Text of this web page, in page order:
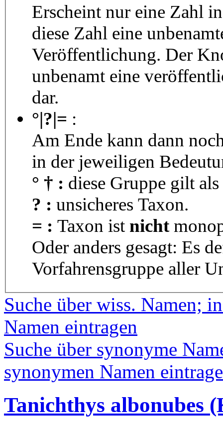
Erscheint nur eine Zahl
diese Zahl eine
Veröffentlichung. Der
unbenamt eine
dar.
°|?|= :
Am Ende kann dann
in der jeweiligen
° † : diese Gruppe gilt als
? : unsicheres Taxon.
= : Taxon ist nicht
Oder anders gesagt: Es
Vorfahrensgruppe aller
Suche über wiss. Namen;
Namen eintragen
Suche über synonyme
synonymen Namen
Tanichthys albonubes